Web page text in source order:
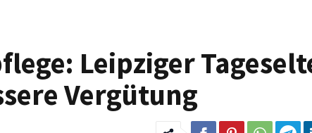
Leipziger
Vergütung